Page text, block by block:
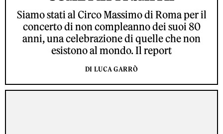
Siamo stati al Circo Massimo di Roma per il
concerto di non compleanno dei suoi 80
anni, una celebrazione di quelle che non
esistono al mondo. Il report
DI LUCA GARRÒ